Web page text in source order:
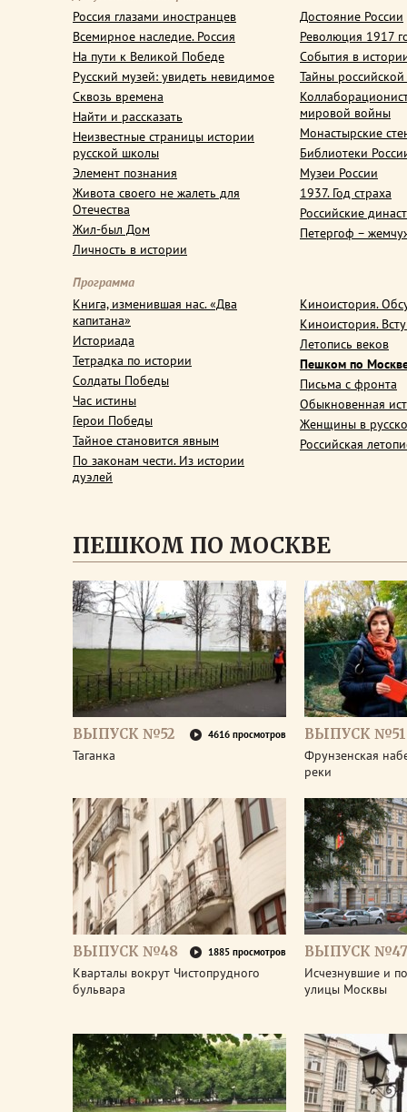
Россия глазами иностранцев
Всемирное наследие. Россия
На пути к Великой Победе
Русский музей: увидеть невидимое
Сквозь времена
Найти и рассказать
Неизвестные страницы истории
русской школы
Элемент познания
Живота своего не жалеть для
Отечества
Жил-был Дом
Личность в истории
Достояние России
Революция 1917
События в
Тайны
мировой войны
Монастырские
Библиотеки
Музеи России
1937. Год страха
Российские
Петергоф –
Программа
Книга, изменившая нас. «Два
капитана»
Историада
Тетрадка по истории
Солдаты Победы
Час истины
Герои Победы
Тайное становится явным
По законам чести. Из истории
дуэлей
Киноистория.
Киноистория.
Летопись веков
Пешком по
Письма с фронта
Обыкновенная
Женщины в
Российская
ПЕШКОМ ПО МОСКВЕ
ВЫПУСК №52 4616 просмотров
Таганка
ВЫПУСК №51
Фрунзенская
реки
ВЫПУСК №48 1885 просмотров
Кварталы вокрут Чистопрудного
бульвара
ВЫПУСК №47
Исчезнувшие и
улицы Москвы